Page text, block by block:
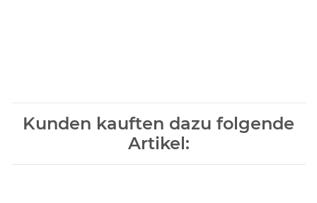
Kunden kauften dazu folgende
Artikel: